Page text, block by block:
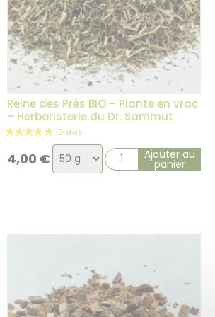
Reine des Prés BIO – Plante en vrac
– Herboristerie du Dr. Sammut
4,00 € Choix
de
Ajouter au
panier